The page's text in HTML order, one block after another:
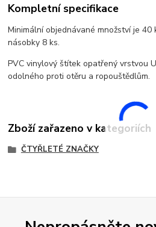
Kompletní specifikace
Minimální objednávané množství je
násobky 8 ks.
PVC vinylový štítek opatřený vrstvou
odolného proti otěru a ropouštědlům.
Zboží zařazeno v kategoriích
ČTYŘLETÉ ZNAČKY